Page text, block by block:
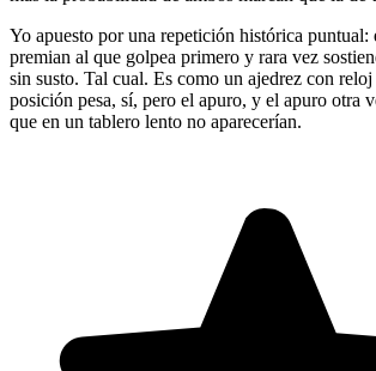
Yo apuesto por una repetición histórica puntual:
premian al que golpea primero y rara vez
sin susto. Tal cual. Es como un ajedrez con
posición pesa, sí, pero el apuro, y el apuro otra
que en un tablero lento no aparecerían.